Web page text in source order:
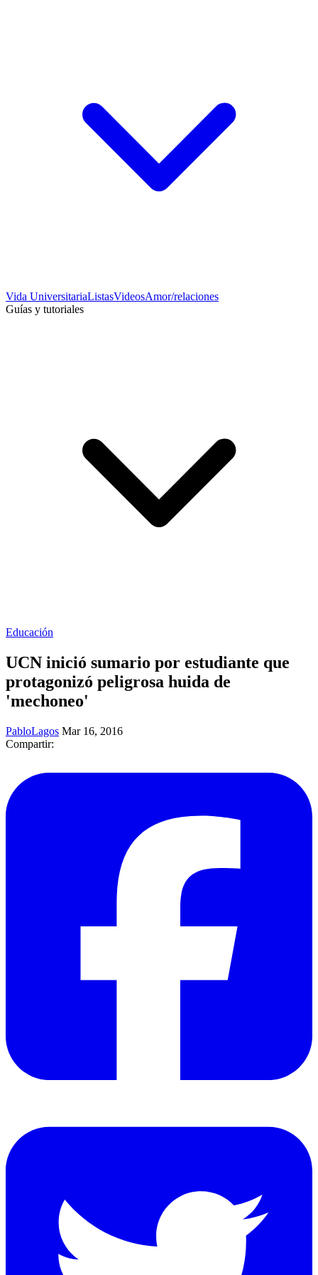
Vida UniversitariaListasVideosAmor/relaciones
Guías y tutoriales
Educación
UCN inició sumario por estudiante que
protagonizó peligrosa huida de
'mechoneo'
PabloLagos Mar 16, 2016
Compartir: